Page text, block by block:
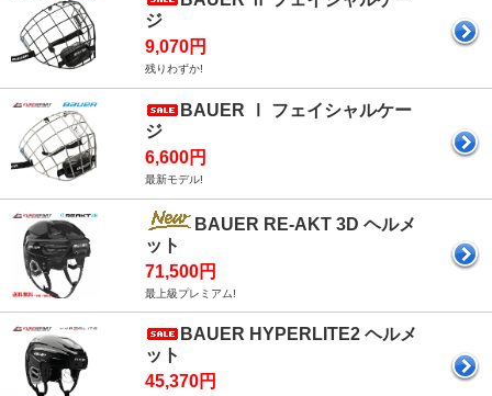
ジ
9,070円
残りわずか!
BAUER Ⅰ フェイシャルケー
ジ
6,600円
最新モデル!
BAUER RE-AKT 3D ヘルメ
ット
71,500円
最上級プレミアム!
BAUER HYPERLITE2 ヘルメ
ット
45,370円